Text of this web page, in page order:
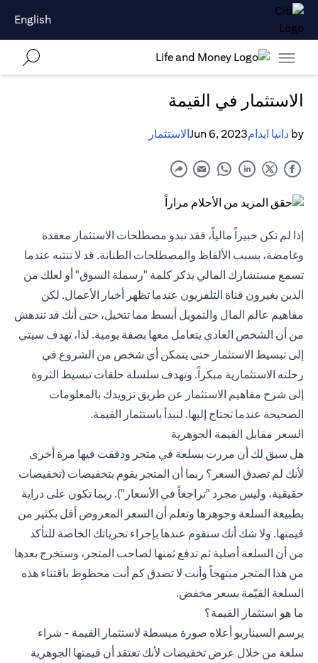
English
الاستثمار في القيمة
by دانيا ايدامJun 6, 2023الاستثمار
إذا لم تكن خبيراً مالياً، فقد تبدو مصطلحات الاستثمار معقدة
وغامضة، بسبب الألفاظ والمصطلحات الطنانة. قد لا تنتبه عندما
تسمع مستشارك المالي يذكر كلمة "رسملة السوق" أو لعلك من
الذين يغيرون قناة التلفزيون عندما تظهر أخبار الأعمال. لكن
مفاهيم عالم المال والتمويل أبسط مما تتخيل، حتى أنك قد تندهش
من أن الشخص العادي يتعامل معها بصفة يومية. لذا، تهدف سيتي
إلى تبسيط الاستثمار حتى يتمكن أي شخص من الشروع في
رحلته الاستثمارية مبكراً. وتهدف سلسلة حلقات تبسيط الثروة
إلى شرح مفاهيم الاستثمار عن طريق تزويدك بالمعلومات
الصحيحة عندما تحتاج إليها. لنبدأ باستثمار القيمة.
السعر مقابل القيمة الجوهرية
هل سبق لك أن مررت بسلعة في متجر ودققت فيها مرة أخرى
لأنك لم تصدق السعر؟ ربما أن المتجر يقوم بتخفيضات (تخفيضات
حقيقية، وليس مجرد "تراجعاً في الأسعار"). ربما تكون على دراية
بطبيعة السلعة وجوهرها وتعلم أن السعر المعروض أقل بكثير من
قيمتها. ولا شك أنك ستقوم عندها بإجراء تحرياتك الخاصة للتأكد
من أن السلعة أصلية ثم تدفع ثمنها لصاحب المتجر، وستخرج بعدها
من هذا المتجر مبتهجاً وأنت لا تصدق كم أنت محظوظ باقتناء هذه
السلعة القيّمة بسعر مخفض.
ما هو استثمار القيمة؟
يرسم السيناريو أعلاه صورة مبسطة لاستثمار القيمة - شراء
سلعة من خلال عرض تخفيضات لأنك تعتقد أن قيمتها الجوهرية